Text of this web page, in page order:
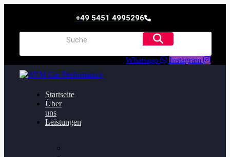
+49 5451 4995296
Whatsapp Instagram
Startseite
Über
uns
Leistungen